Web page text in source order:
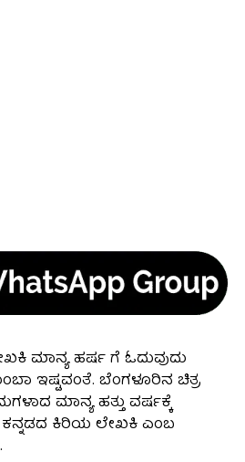
ಮಾನ್ಯ ಹರ್ಷ ಗೆ ಓದುವುದು
ಇಷ್ಟವಂತೆ. ಬೆಂಗಳೂರಿನ ಚಿತ್ರ
ಮಾನ್ಯ ಹತ್ತು ವರ್ಷಕ್ಕೆ
ಕನ್ನಡದ ಕಿರಿಯ ಲೇಖಕಿ ಎಂಬ